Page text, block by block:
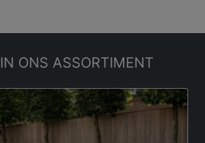
IN ONS ASSORTIMENT